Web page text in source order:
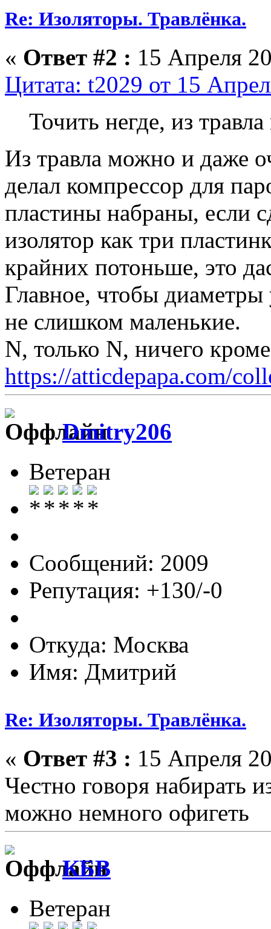
Re: Изоляторы. Травлёнка.
« Ответ #2 : 15 Апреля
Цитата: t2029 от 15
Точить негде, из
Из травла можно и даже
делал компрессор для
пластины набраны, если
изолятор как три
крайних потоньше, это
Главное, чтобы
не слишком маленькие.
N, только N, ничего
https://atticdepapa.com/
Dmitry206
Ветеран
Сообщений: 2009
Репутация: +130/-0
Откуда: Москва
Имя: Дмитрий
Re: Изоляторы. Травлёнка.
« Ответ #3 : 15 Апреля
Честно говоря набирать
можно немного офигеть
КБВ
Ветеран